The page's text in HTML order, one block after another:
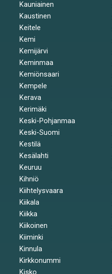
Kauniainen
Kaustinen
Keitele
Kemi
Kemijärvi
Keminmaa
Kemiönsaari
Kempele
Kerava
Kerimäki
Keski-Pohjanmaa
Keski-Suomi
Kestilä
Kesälahti
Keuruu
Kihniö
Kiihtelysvaara
Kiikala
Kiikka
Kiikoinen
Kiiminki
Kinnula
Kirkkonummi
Kisko